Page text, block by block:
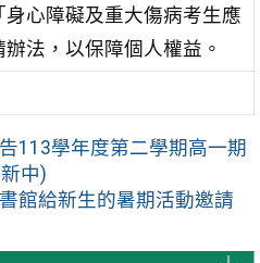
身心障礙及重大傷病考生應
法，以保障個人權益。
113學年度第二學期高一期
中)
館給新生的暑期活動邀請